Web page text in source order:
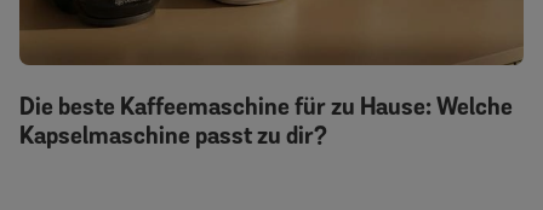
Die beste Kaffeemaschine für zu Hause: Welche
Kapselmaschine passt zu dir?